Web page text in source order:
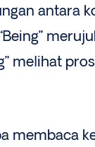
antara
melihat
membaca